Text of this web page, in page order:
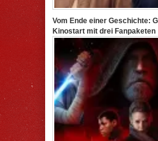
Vom Ende einer Geschichte:
Kinostart mit drei Fanpaketen